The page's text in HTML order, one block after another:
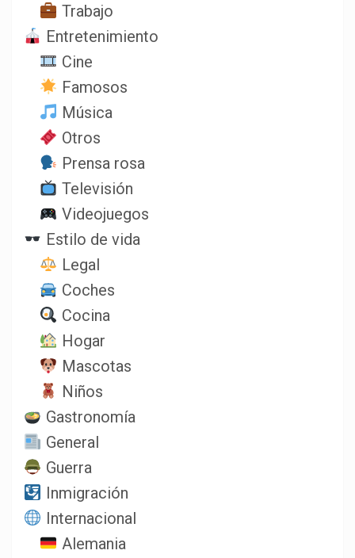
Trabajo
Entretenimiento
Cine
Famosos
Música
Otros
Prensa rosa
Televisión
Videojuegos
Estilo de vida
Legal
Coches
Cocina
Hogar
Mascotas
Niños
Gastronomía
General
Guerra
Inmigración
Internacional
Alemania